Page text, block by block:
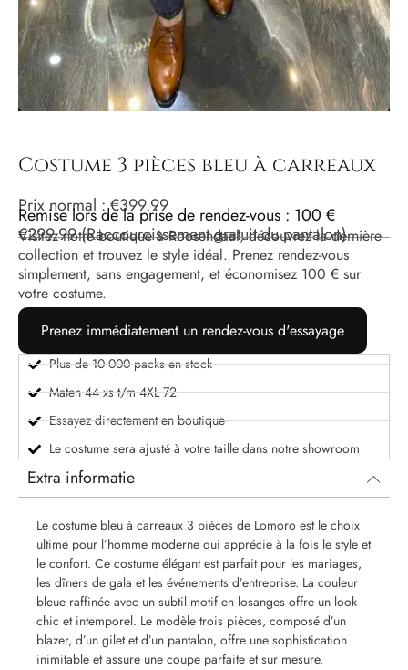
Costume 3 pièces bleu à carreaux
Prix ​​normal :€399.99
Remise lors de la prise de rendez-vous : 100 €
€299.99(Raccourcissement gratuit du pantalon)
Visitez notre boutique à Roosendaal, découvrez la dernière
collection et trouvez le style idéal. Prenez rendez-vous
simplement, sans engagement, et économisez 100 € sur
votre costume.
Prenez immédiatement un rendez-vous d'essayage
Plus de 10 000 packs en stock
Maten 44 xs t/m 4XL 72
Essayez directement en boutique
Le costume sera ajusté à votre taille dans notre showroom
Extra informatie
Le costume bleu à carreaux 3 pièces de Lomoro est le choix
ultime pour l’homme moderne qui apprécie à la fois le style et
le confort. Ce costume élégant est parfait pour les mariages,
les dîners de gala et les événements d’entreprise. La couleur
bleue raffinée avec un subtil motif en losanges offre un look
chic et intemporel. Le modèle trois pièces, composé d’un
blazer, d’un gilet et d’un pantalon, offre une sophistication
inimitable et assure une coupe parfaite et sur mesure.